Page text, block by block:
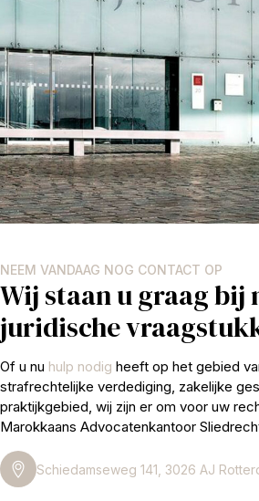
NEEM VANDAAG NOG CONTACT OP
Wij staan u graag bij
juridische
Of u nu hulp nodig heeft op het gebied
strafrechtelijke verdediging, zakelijke
praktijkgebied, wij zijn er om voor uw
Marokkaans Advocatenkantoor
Schiedamseweg 141, 3026 AJ